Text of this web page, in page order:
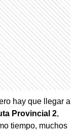
hay que llegar a
Provincial 2,
tiempo, muchos